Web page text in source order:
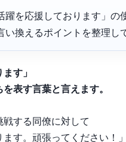
躍を応援しております」
い換えるポイントを整理し
す」
表す言葉と言えます。
する同僚に対して
ます。頑張ってください！